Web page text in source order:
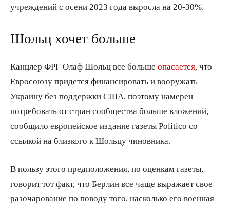
учреждений с осени 2023 года выросла на 20-30%.
Шольц хочет больше
Канцлер ФРГ Олаф Шольц все больше опасается , что
Евросоюзу придется финансировать и вооружать
Украину без поддержки США, поэтому намерен
потребовать от стран сообщества больше вложений,
сообщило европейское издание газеты Politico со
ссылкой на близкого к Шольцу чиновника.
В пользу этого предположения, по оценкам газеты,
говорит тот факт, что Берлин все чаще выражает свое
разочарование по поводу того, насколько его военная